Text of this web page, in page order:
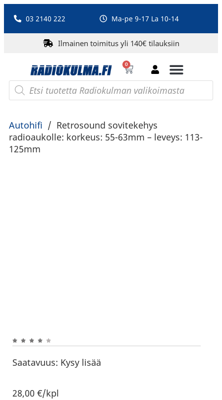
03 2140 222 Ma-pe 9-17 La 10-14
Ilmainen toimitus yli 140€ tilauksiin
0
Autohifi / Retrosound sovitekehys
radioaukolle: korkeus: 55-63mm – leveys: 113-
125mm
Saatavuus: Kysy lisää
28,00€/kpl